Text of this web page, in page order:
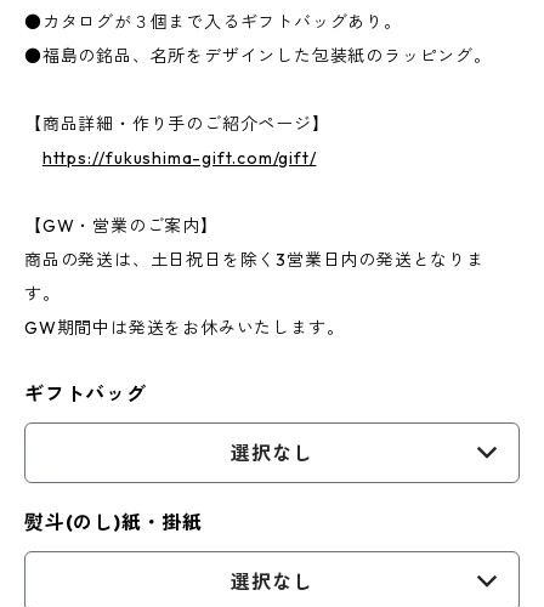
●カタログが３個まで入るギフトバッグあり。
●福島の銘品、名所をデザインした包装紙のラッピング。
【商品詳細・作り手のご紹介ページ】
https://fukushima-gift.com/gift/
【GW・営業のご案内】
商品の発送は、土日祝日を除く3営業日内の発送となりま
す。
GW期間中は発送をお休みいたします。
ギフトバッグ
選択なし
熨斗(のし)紙・掛紙
選択なし